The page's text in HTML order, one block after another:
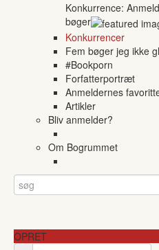
Konkurrence:
bøger
Konkurrencer
Fem bøger jeg ikke
#Bookporn
Forfatterportræt
Anmeldernes
Artikler
Bliv anmelder?
Om Bogrummet
OPRET